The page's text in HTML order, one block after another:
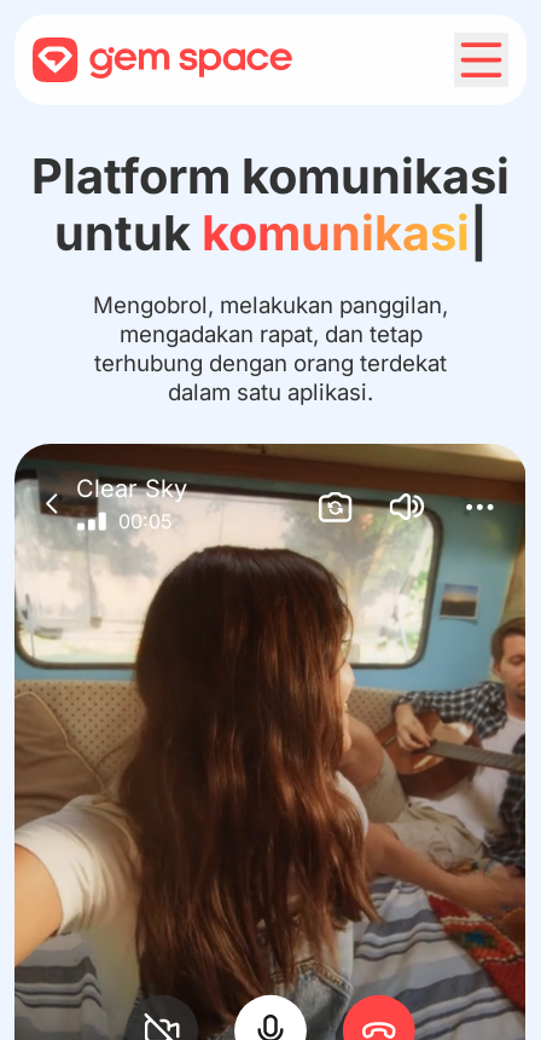
Platform komunikasi
untukkelua|
Mengobrol, melakukan panggilan,
mengadakan rapat, dan tetap terhubung
dengan orang terdekat dalam satu
aplikasi.
Clear Sky
00:07